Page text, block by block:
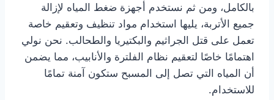
بالكامل، ومن ثم نستخدم أجهزة ضغط المياه لإزالة
جميع الأتربة، يليها استخدام مواد تنظيف وتعقيم خاصة
تعمل على قتل الجراثيم والبكتيريا والطحالب. نحن نولي
اهتمامًا خاصًا لتعقيم نظام الفلترة والأنابيب، مما يضمن
أن المياه التي تصل إلى المسبح ستكون آمنة تمامًا
للاستخدام.